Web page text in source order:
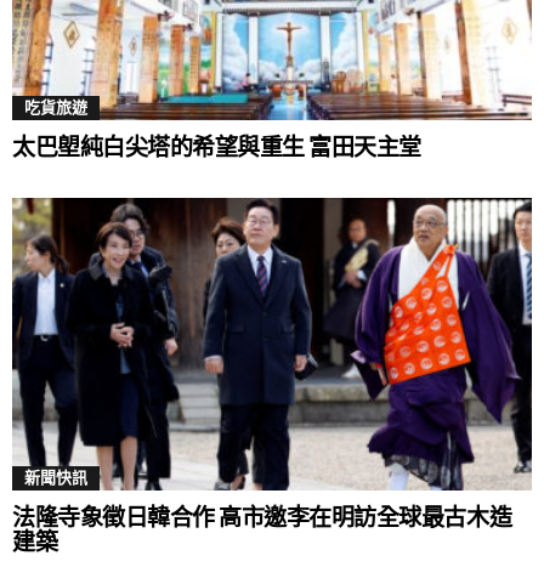
為了讓觀眾沉浸式體驗電影世界裡的奇幻愛情氛圍，
片商與LaLaport南港及MITSUI OUTLET PARK合作，即
日起推出「他年她日特展」，LaLaport南港將展出許光
漢與袁澧林實際穿過的「薯仔」與「安晴」電影戲
聽診器、醫療團隊背包、番茄治療氣喘的呼吸器與長
年區生活必備的腳環等，並陳設未曝光過的劇照牆，
一窺「長年區」與「優日區」天差地別的生活細節。
MITSUI OUTLET PARK林口、台中港及台南三個據點也
將展出不同款式的薯仔戲服，粉絲可與戲服立體座拍
照打卡兌換獨家好禮。LaLaport南港更設有「全館遇見
許光漢」集章活動，完成集章即可獲得《他年她日》
電影限定海報，活動詳情請洽各場館官方粉絲團。
吃貨旅遊
太巴塱純白尖塔的希望與重生 富田天主堂
新聞快訊
法隆寺象徵日韓合作 高市邀李在明訪全球最古木造
建築